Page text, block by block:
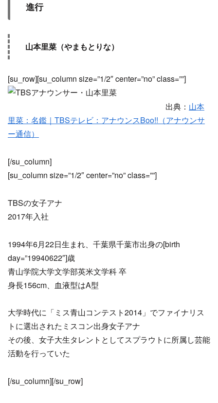
進行
山本里菜（やまもとりな）
[su_row][su_column size=”1/2″ center=”no” class=””]
出典： 山本
里菜：名鑑｜TBSテレビ：アナウンスBoo!!（アナウンサ
ー通信）
[/su_column]
[su_column size=”1/2″ center=”no” class=””]
TBSの女子アナ
2017年入社
1994年6月22日生まれ、千葉県千葉市出身の[birth
day=”19940622″]歳
青山学院大学文学部英米文学科 卒
身長156cm、血液型はA型
大学時代に「ミス青山コンテスト2014」でファイナリス
トに選出されたミスコン出身女子アナ
その後、女子大生タレントとしてスプラウトに所属し芸能
活動を行っていた
[/su_column][/su_row]